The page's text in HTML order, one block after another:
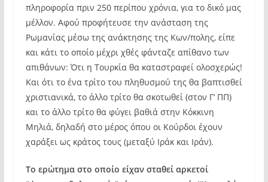
πληροφορία πριν 250 περίπου χρόνια, για το δικό μας
μέλλον. Αφού προφήτευσε την ανάσταση της
Ρωμανίας μέσω της ανάκτησης της Κων/πολης, είπε
και κάτι το οποίο μέχρι χθές φάνταζε απίθανο των
απιθάνων: Ότι η Τουρκία θα καταστραφεί ολοσχερώς!
Και ότι το ένα τρίτο του πληθυσμού της θα βαπτισθεί
χριστιανικά, το άλλο τρίτο θα σκοτωθεί (στον Γ’ ΠΠ)
και το άλλο τρίτο θα φύγει βαθιά στην Κόκκινη
Μηλιά, δηλαδή στο μέρος όπου οι Κούρδοι έχουν
χαράξει ως κράτος τους (μεταξύ Ιράκ και Ιράν).
Το ερώτημα στο οποίο είχαν σταθεί αρκετοί